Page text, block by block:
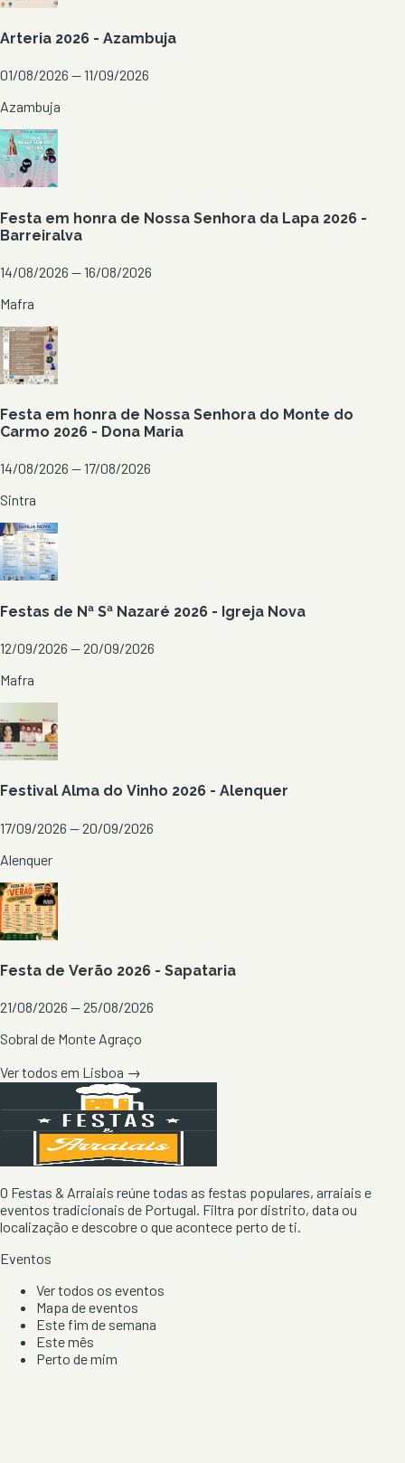
Arteria 2026 - Azambuja
01/08/2026 — 11/09/2026
Azambuja
Festa em honra de Nossa Senhora da Lapa 2026 -
Barreiralva
14/08/2026 — 16/08/2026
Mafra
Festa em honra de Nossa Senhora do Monte do
Carmo 2026 - Dona Maria
14/08/2026 — 17/08/2026
Sintra
Festas de Nª Sª Nazaré 2026 - Igreja Nova
12/09/2026 — 20/09/2026
Mafra
Festival Alma do Vinho 2026 - Alenquer
17/09/2026 — 20/09/2026
Alenquer
Festa de Verão 2026 - Sapataria
21/08/2026 — 25/08/2026
Sobral de Monte Agraço
Ver todos em Lisboa →
O Festas & Arraiais reúne todas as festas populares, arraiais e
eventos tradicionais de Portugal. Filtra por distrito, data ou
localização e descobre o que acontece perto de ti.
Eventos
Ver todos os eventos
Mapa de eventos
Este fim de semana
Este mês
Perto de mim